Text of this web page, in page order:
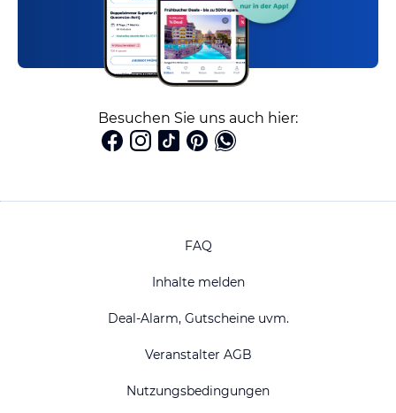
Besuchen Sie uns auch hier:
FAQ
Inhalte melden
Deal-Alarm, Gutscheine uvm.
Veranstalter AGB
Nutzungsbedingungen